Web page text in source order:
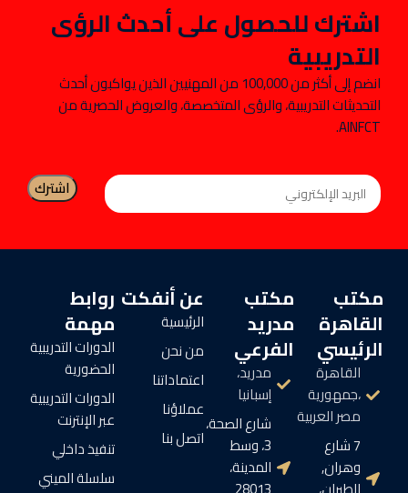
اشترك للحصول على أحدث الرؤى
التدريبية
انضم إلى أكثر من 100,000 من المهنيين الذين يواكبون أحدث
التحديثات التدريبية، والرؤى المتخصصة، والعروض الحصرية من
AINFCT.
مكتب
القاهرة
الرئيسي
القاهرة
،جمهورية
مصر العربية
7 شارع
وهران,
مكتب
مدريد
الفرعي
مدريد،
إسبانيا
شارع الصحة،
3، وسط
المدينة،
عن أنفكت
الرئيسية
من نحن
اعتماداتنا
عملاؤنا
اتصل بنا
روابط
مهمة
الدورات التدريبية
الحضورية
الدورات التدريبية
عبر الإنترنت
تنفيذ داخلي
سلسلة الميني